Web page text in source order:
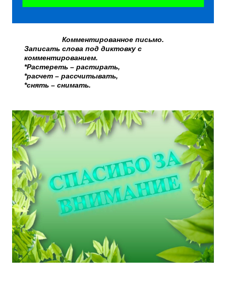
Комментированное письмо.
Записать слова под диктовку с
комментированием.
*Растереть – растирать,
*расчет – рассчитывать,
*снять – снимать.